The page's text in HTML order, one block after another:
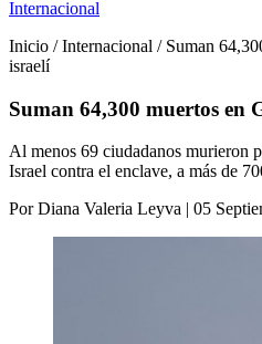
Internacional
Inicio / Internacional / Suman
israelí
Suman 64,300 muertos en
Al menos 69 ciudadanos murieron
Israel contra el enclave, a más de
Por Diana Valeria Leyva | 05